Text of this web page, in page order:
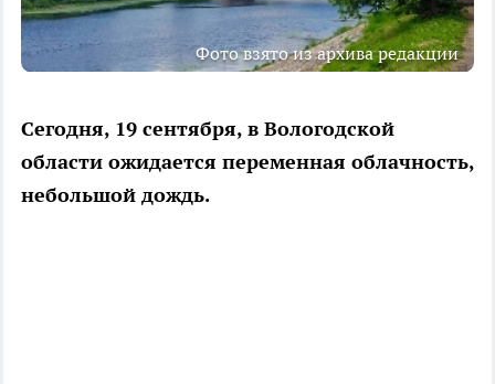
Фото взято из архива редакции
Сегодня, 19 сентября, в Вологодской
области ожидается переменная облачность,
небольшой дождь.